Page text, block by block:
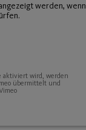
werden, wenn
aktiviert wird, werden
übermittelt und